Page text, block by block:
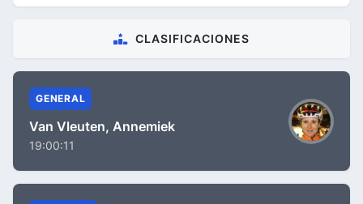
CLASIFICACIONES
GENERAL
Van Vleuten, Annemiek
19:00:11